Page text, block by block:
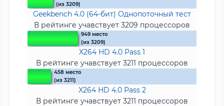
(из 3209)
Geekbench 4.0 (64-бит) Однопоточный тест
В рейтинге учавствует 3209 процессоров
949 место
(из 3209)
X264 HD 4.0 Pass 1
В рейтинге учавствует 3211 процессоров
458 место
(из 3211)
X264 HD 4.0 Pass 2
В рейтинге учавствует 3211 процессоров